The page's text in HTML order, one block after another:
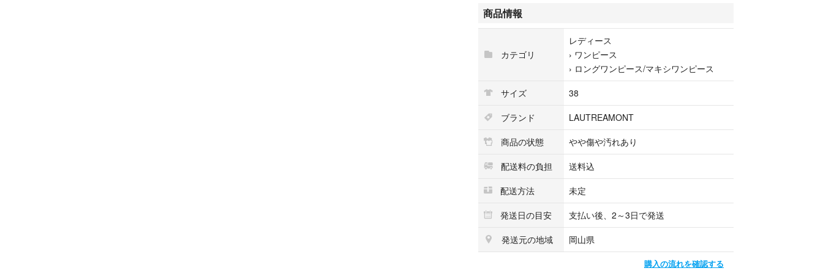
ご利用いただけるお品物です。
【Luxs管理番号】347541029004
■注意事項
本商品は一点物となります。他サイト等でも販売している商品とな
り、多少のお時間差にて欠品になることもございます。ご了承お願い
いたします。
■ブランド古着のリュクス取扱中古商品
当店では取り扱っているすべてのお品物は顧客様からの買取・ブラン
ド品専門の古物市場で弊社が正規品と判断したお品物になります。
当店の経験豊富なバイヤーが仕入れ後の検品で再度商品一点一点の真
贋を確認し、正規品と判断したお品物のみを取り扱っております。
佐川急便の元払いにて発送します。全国送料無料にてお届けいたしま
当店では多数のブランド中古(USED)商品を出品中です。本アイテム以
商品情報
カテゴリ
レディース
› ワンピース
› ロングワンピース/マキシワンピース
サイズ
38
ブランド
LAUTREAMONT
商品の状態
やや傷や汚れあり
配送料の負担
送料込
配送方法
未定
発送日の目安
支払い後、2～3日で発送
発送元の地域
岡山県
購入の流れを確認する